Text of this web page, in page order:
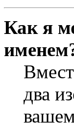
Как я
два